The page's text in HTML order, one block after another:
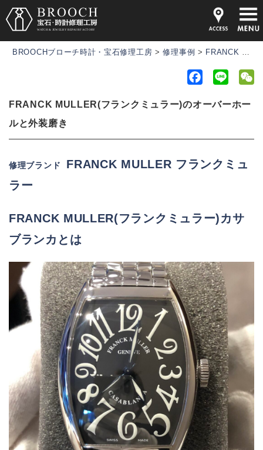
BROOCHブローチ時計・宝石修理工房 >修理事例 > FRANCK MULLER(フランクミュラー)のオーバーホールと外装磨き
c
b
o
n
FRANCK MULLER(フランクミュラー)のオーバーホー
ルと外装磨き
修理ブランド
FRANCK MULLER フランクミュ
ラー
FRANCK MULLER(フランクミュラー)カサ
ブランカとは